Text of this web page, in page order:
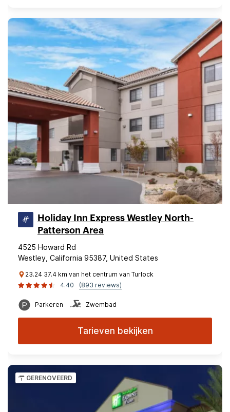
Holiday Inn Express Westley North-
Patterson Area
4525 Howard Rd
Westley, California 95387, United States
23.24 37.4 km van het centrum van Turlock
4.40
(893 reviews)
Parkeren Zwembad
Tarieven bekijken
GERENOVEERD